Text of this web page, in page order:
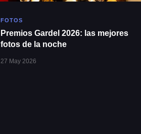
FOTOS
Premios Gardel 2026: las mejores
fotos de la noche
27 May 2026